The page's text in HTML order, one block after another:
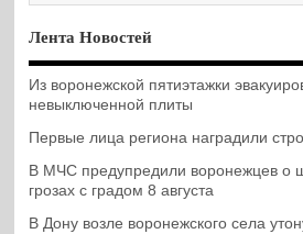
Лента Новостей
Из воронежской пятиэтажки
невыключенной плиты
Первые лица региона наградили
В МЧС предупредили воронежцев о
грозах с градом 8 августа
В Дону возле воронежского села